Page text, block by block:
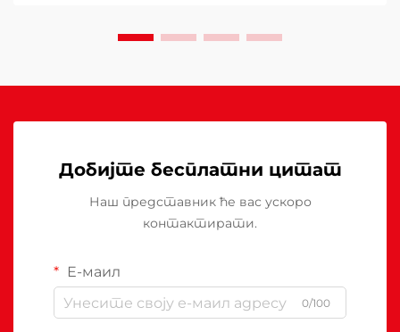
Добијте бесплатни цитат
Наш представник ће вас ускоро
контактирати.
Е-маил
0/100